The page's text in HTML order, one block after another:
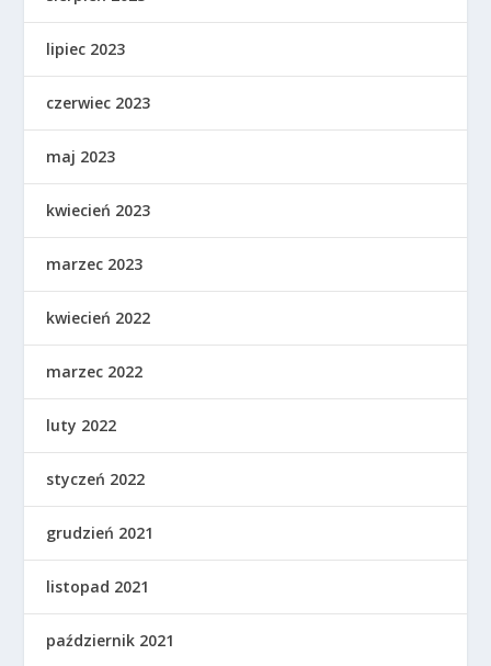
lipiec 2023
czerwiec 2023
maj 2023
kwiecień 2023
marzec 2023
kwiecień 2022
marzec 2022
luty 2022
styczeń 2022
grudzień 2021
listopad 2021
październik 2021